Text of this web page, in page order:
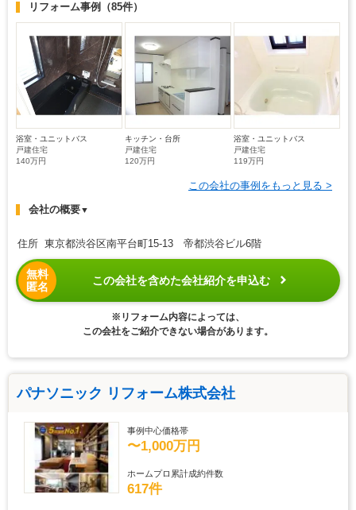
リフォーム事例 （85件）
浴室・ユニットバス
戸建住宅
140万円
キッチン・台所
戸建住宅
120万円
浴室・ユニットバス
戸建住宅
119万円
この会社の事例をもっと見る >
会社の概要▼
住所 東京都渋谷区南平台町15-13 帝都渋谷ビル6階
無料
匿名
この会社を含めた会社紹介を申込む
※リフォーム内容によっては、
この会社をご紹介できない場合があります。
パナソニック リフォーム株式会社
事例中心価格帯
〜1,000万円
ホームプロ累計成約件数
617件